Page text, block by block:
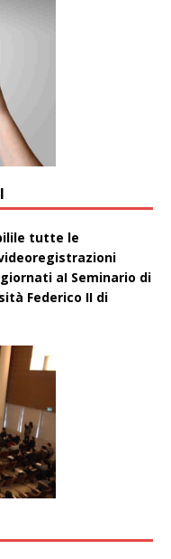
tutte le
aI Seminario di
Federico II di